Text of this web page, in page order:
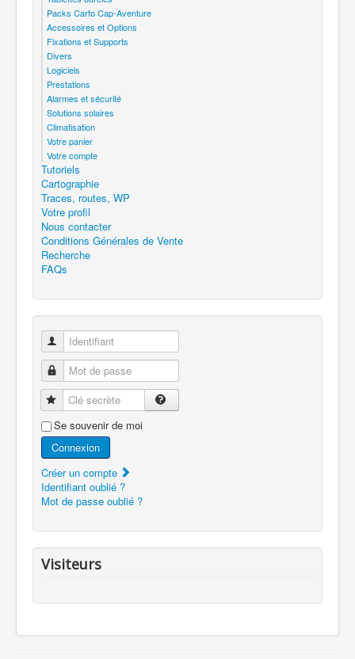
Packs Carto Cap-Aventure
Accessoires et Options
Fixations et Supports
Divers
Logiciels
Prestations
Alarmes et sécurité
Solutions solaires
Climatisation
Votre panier
Votre compte
Tutoriels
Cartographie
Traces, routes, WP
Votre profil
Nous contacter
Conditions Générales de Vente
Recherche
FAQs
Identifiant
Mot de passe
Clé secrète
Se souvenir de moi
Connexion
Créer un compte
Identifiant oublié ?
Mot de passe oublié ?
Visiteurs